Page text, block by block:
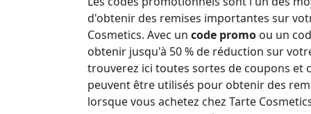
d'obtenir des remises importantes sur
Cosmetics. Avec un code promo ou un
obtenir jusqu'à 50 % de réduction sur
trouverez ici toutes sortes de coupons et
peuvent être utilisés pour obtenir des
lorsque vous achetez chez Tarte